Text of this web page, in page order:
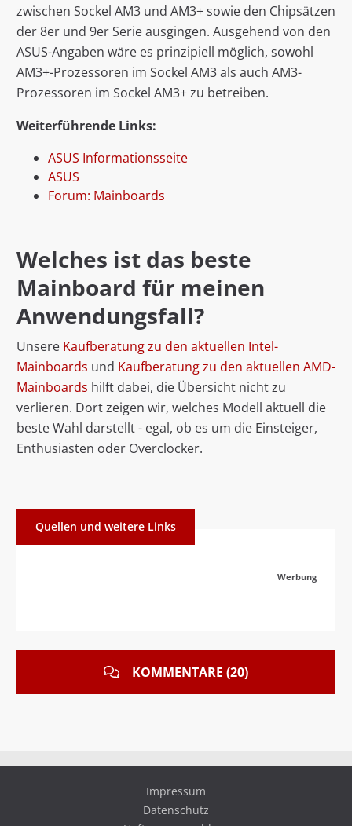
zwischen Sockel AM3 und AM3+ sowie den Chipsätzen
der 8er und 9er Serie ausgingen. Ausgehend von den
ASUS-Angaben wäre es prinzipiell möglich, sowohl
AM3+-Prozessoren im Sockel AM3 als auch AM3-
Prozessoren im Sockel AM3+ zu betreiben.
Weiterführende Links:
ASUS Informationsseite
ASUS
Forum: Mainboards
Welches ist das beste
Mainboard für meinen
Anwendungsfall?
Unsere Kaufberatung zu den aktuellen Intel-
Mainboards und Kaufberatung zu den aktuellen AMD-
Mainboards hilft dabei, die Übersicht nicht zu
verlieren. Dort zeigen wir, welches Modell aktuell die
beste Wahl darstellt - egal, ob es um die Einsteiger,
Enthusiasten oder Overclocker.
Quellen und weitere Links
Werbung
KOMMENTARE (20)
Impressum
Datenschutz